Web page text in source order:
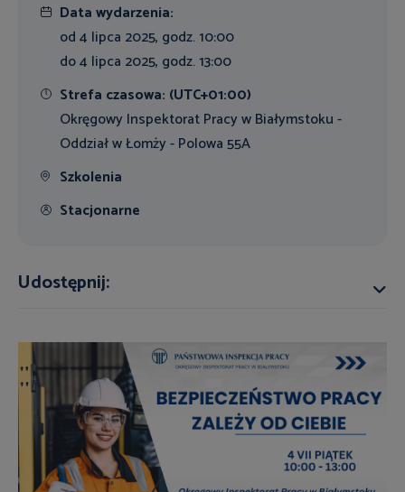
Data wydarzenia:
od 4 lipca 2025, godz. 10:00
do 4 lipca 2025, godz. 13:00
Strefa czasowa: (UTC+01:00)
Okręgowy Inspektorat Pracy w Białymstoku -
Oddział w Łomży - Polowa 55A
Szkolenia
Stacjonarne
Udostępnij: